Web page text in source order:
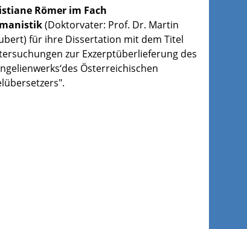
Römer im Fach
(Doktorvater: Prof. Dr. Martin
für ihre Dissertation mit dem Titel
zur Exzerptüberlieferung des
Österreichischen